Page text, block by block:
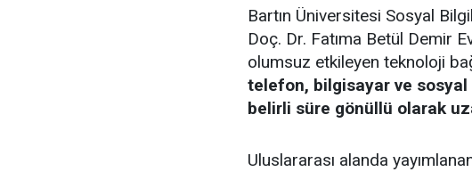
Bartın Üniversitesi Sosyal
Doç. Dr. Fatıma Betül Demir
olumsuz etkileyen teknoloji
telefon, bilgisayar ve
belirli süre gönüllü olarak
Uluslararası alanda